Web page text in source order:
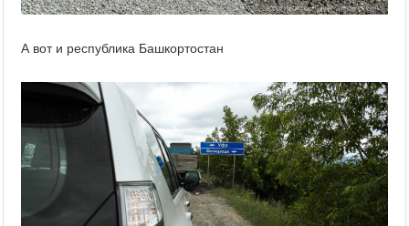
А вот и республика Башкортостан